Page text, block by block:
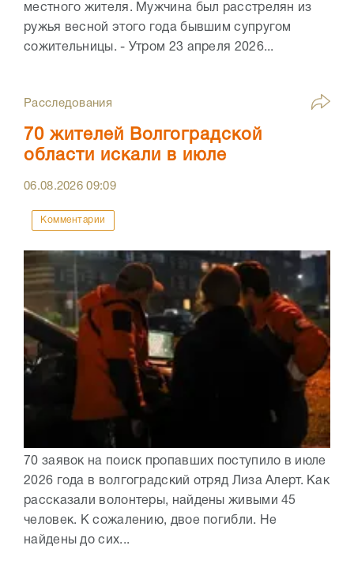
местного жителя. Мужчина был расстрелян из
ружья весной этого года бывшим супругом
сожительницы. - Утром 23 апреля 2026...
Расследования
70 жителей Волгоградской
области искали в июле
06.08.202609:09
Комментарии
70 заявок на поиск пропавших поступило в июле
2026 года в волгоградский отряд Лиза Алерт. Как
рассказали волонтеры, найдены живыми 45
человек. К сожалению, двое погибли. Не
найдены до сих...